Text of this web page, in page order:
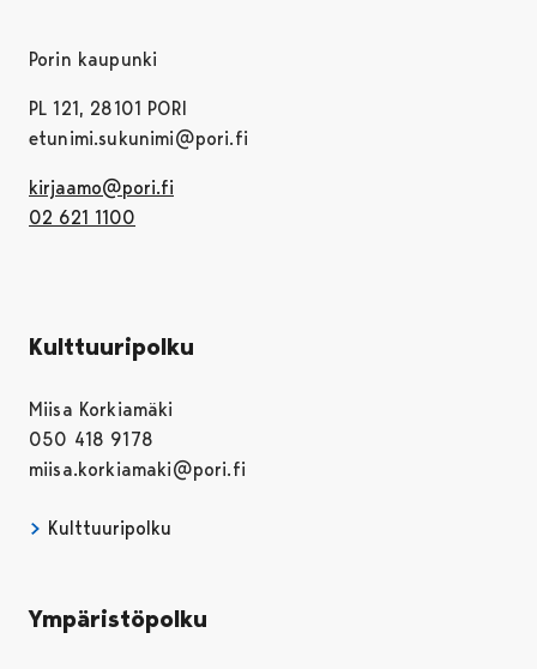
Porin kaupunki
PL 121, 28101 PORI
etunimi.sukunimi@pori.fi
kirjaamo@pori.fi
02 621 1100
Kulttuuripolku
Miisa Korkiamäki
050 418 9178
miisa.korkiamaki@pori.fi
Kulttuuripolku
Ympäristöpolku